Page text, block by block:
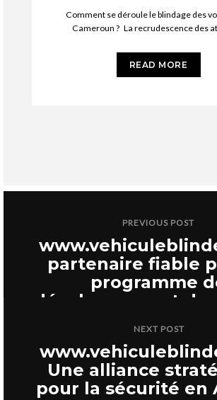
Comment se déroule le blindage des
Cameroun ? La recrudescence des
READ MORE
PREVIOUS POST
partenaire fiable
programme
développement
du Congo
NEXT POST
Une alliance
pour la sécurité en